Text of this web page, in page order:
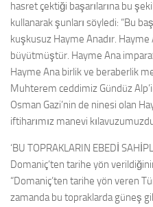
hasret çektiği başarılarına bu
kullanarak şunları söyledi: “Bu
kuşkusuz Hayme Anadır.
büyütmüştür. Hayme Ana
Hayme Ana birlik ve beraberlik
Muhterem ceddimiz Gündüz
Osman Gazi’nin de ninesi olan
iftiharımız manevi
‘BU TOPRAKLARIN EBEDİ
Domaniç’ten tarihe yön
“Domaniç’ten tarihe yön veren
zamanda bu topraklarda güneş